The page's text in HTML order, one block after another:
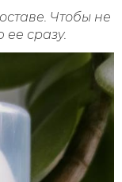
Чтобы не
ее сразу.